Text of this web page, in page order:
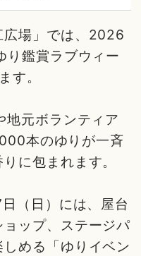
広場」では、2026
り鑑賞ラブウィー
す。
地元ボランティア
本のゆりが一斉
に包まれます。
（日）には、屋台
ップ、ステージパ
める「ゆりイベン